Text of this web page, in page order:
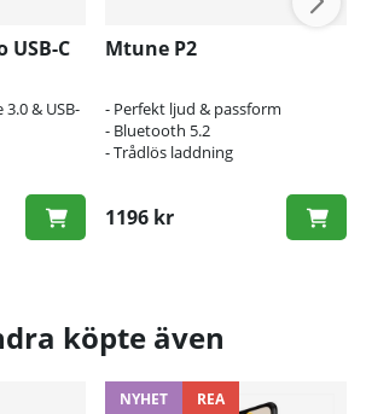
USB-C
& USB-
Mtune P2
- Perfekt ljud & passform
- Bluetooth 5.2
- Trådlös laddning
1196 kr
köpte även
NYHET REA